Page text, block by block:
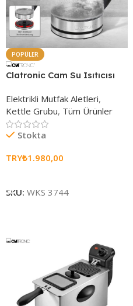
POPÜLER
Clatronic Cam Su Isıtıcısı
Elektrikli Mutfak Aletleri,
Kettle Grubu, Tüm Ürünler
Stokta
TRY₺1.980,00
SKU: WKS 3744